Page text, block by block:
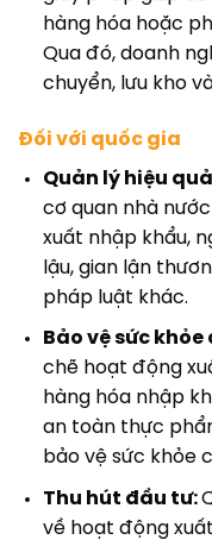
hàng hóa hoặc
Qua đó, doanh
chuyển, lưu kho
Đối với quốc gia
Quản lý hiệu
cơ quan nhà
xuất nhập khẩu,
lậu, gian lận
pháp luật khác.
Bảo vệ sức
chẽ hoạt động
hàng hóa nhập
an toàn thực
bảo vệ sức khỏe
Thu hút đầu tư:
về hoạt động